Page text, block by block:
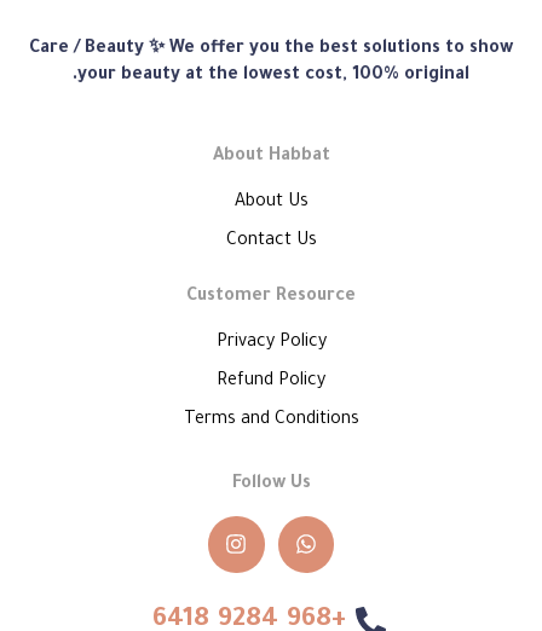
متجر
هبّات
Care / Beauty ✨ We offer you the best solutions to show
your beauty at the lowest cost, 100% original.
About Habbat
About Us
Contact Us
Customer Resource
Privacy Policy
Refund Policy
Terms and Conditions
Follow Us
+968 9284 6418